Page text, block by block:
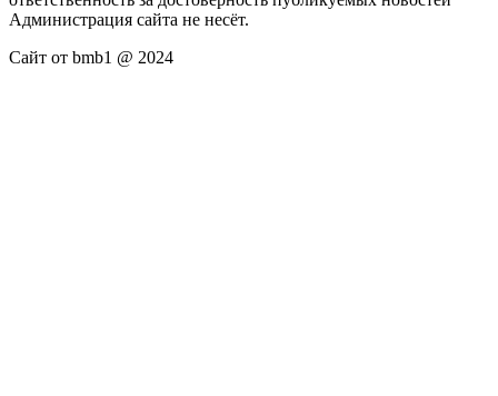
Администрация сайта не несёт.
Сайт от bmb1 @ 2024